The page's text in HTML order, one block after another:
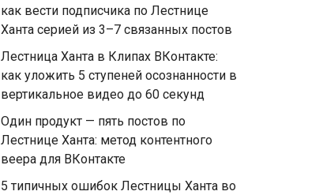
как вести подписчика по Лестнице
Ханта серией из 3–7 связанных постов
Лестница Ханта в Клипах ВКонтакте:
как уложить 5 ступеней осознанности в
вертикальное видео до 60 секунд
Один продукт — пять постов по
Лестнице Ханта: метод контентного
веера для ВКонтакте
5 типичных ошибок Лестницы Ханта во